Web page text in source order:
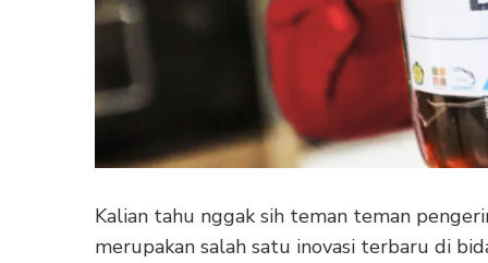
Kalian tahu nggak sih teman teman
merupakan salah satu inovasi terbaru di